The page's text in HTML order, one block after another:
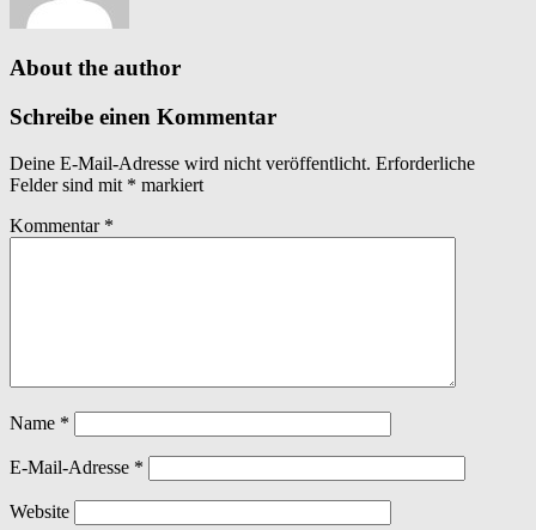
About the author
Schreibe einen Kommentar
Deine E-Mail-Adresse wird nicht veröffentlicht. Erforderliche
Felder sind mit * markiert
Kommentar *
Name *
E-Mail-Adresse *
Website